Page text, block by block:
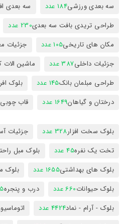
سه بعدی ورزشی184 عدد سه بعدی
طراحی تریدی بافت سه بعدی230 عدد
مکان های تاریخی105 عدد جزئیات
جزئیات داخلی387 عدد ماشین الات
طراحی مبلمان بانک145 عدد بلوک
درختان و گیاهان1649 عدد قاب چوبی
بلوک سخت افزار328 عدد جزئیات
تخت یک نفره45 عدد بلوک مبل
بلوک های بهداشتی1655 عدد بلوک
بلوک حیوانات660 عدد درب و پنجره
بلوک - آرام - نماد4424 عدد